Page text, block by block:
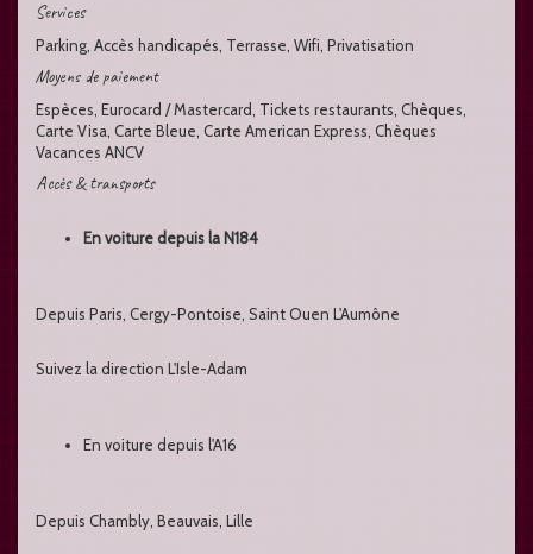
Services
Parking, Accès handicapés, Terrasse, Wifi, Privatisation
Moyens de paiement
Espèces, Eurocard / Mastercard, Tickets restaurants, Chèques,
Carte Visa, Carte Bleue, Carte American Express, Chèques
Vacances ANCV
Accès & transports
En voiture depuis la N184
Depuis Paris, Cergy-Pontoise, Saint Ouen L'Aumône
Suivez la direction L'Isle-Adam
En voiture depuis l'A16
Depuis Chambly, Beauvais, Lille